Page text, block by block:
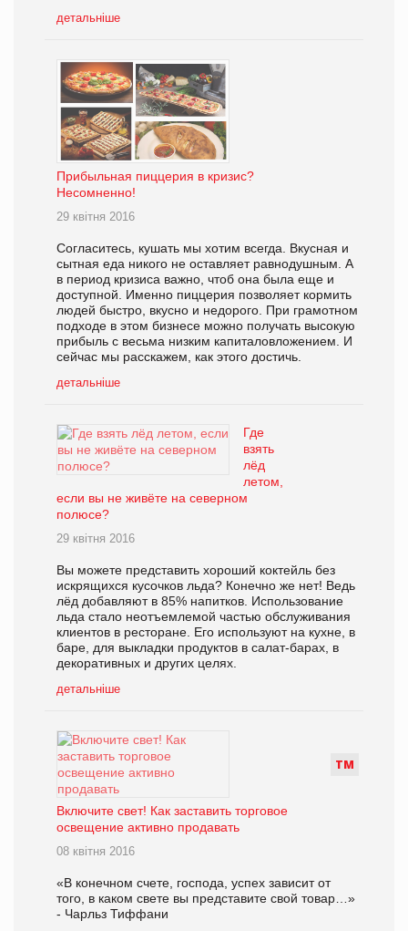
детальніше
Прибыльная пиццерия в кризис?
Несомненно!
29 квітня 2016
Согласитесь, кушать мы хотим всегда. Вкусная и
сытная еда никого не оставляет равнодушным. А
в период кризиса важно, чтоб она была еще и
доступной. Именно пиццерия позволяет кормить
людей быстро, вкусно и недорого. При грамотном
подходе в этом бизнесе можно получать высокую
прибыль с весьма низким капиталовложением. И
сейчас мы расскажем, как этого достичь.
детальніше
Где
взять
лёд
летом,
если вы не живёте на северном
полюсе?
29 квітня 2016
Вы можете представить хороший коктейль без
искрящихся кусочков льда? Конечно же нет! Ведь
лёд добавляют в 85% напитков. Использование
льда стало неотъемлемой частью обслуживания
клиентов в ресторане. Его используют на кухне, в
баре, для выкладки продуктов в салат-барах, в
декоративных и других целях.
детальніше
ТМ
Включите свет! Как заставить торговое
освещение активно продавать
08 квітня 2016
«В конечном счете, господа, успех зависит от
того, в каком свете вы представите свой товар…»
- Чарльз Тиффани